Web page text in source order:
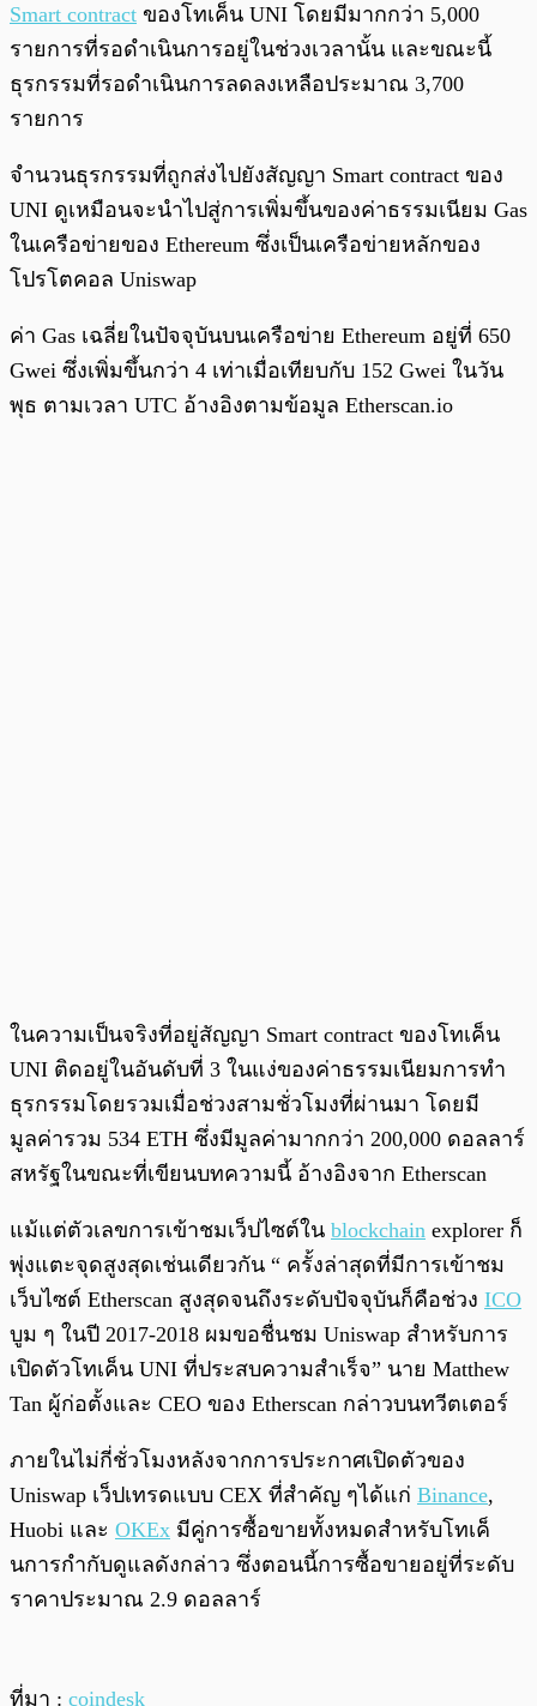
Smart contract ของโทเค็น UNI โดยมีมากกว่า 5,000
รายการที่รอดำเนินการอยู่ในช่วงเวลานั้น และขณะนี้
ธุรกรรมที่รอดำเนินการลดลงเหลือประมาณ 3,700
รายการ
จำนวนธุรกรรมที่ถูกส่งไปยังสัญญา Smart contract ของ
UNI ดูเหมือนจะนำไปสู่การเพิ่มขึ้นของค่าธรรมเนียม Gas
ในเครือข่ายของ Ethereum ซึ่งเป็นเครือข่ายหลักของ
โปรโตคอล Uniswap
ค่า Gas เฉลี่ยในปัจจุบันบนเครือข่าย Ethereum อยู่ที่ 650
Gwei ซึ่งเพิ่มขึ้นกว่า 4 เท่าเมื่อเทียบกับ 152 Gwei ในวัน
พุธ ตามเวลา UTC อ้างอิงตามข้อมูล Etherscan.io
ในความเป็นจริงที่อยู่สัญญา Smart contract ของโทเค็น
UNI ติดอยู่ในอันดับที่ 3 ในแง่ของค่าธรรมเนียมการทำ
ธุรกรรมโดยรวมเมื่อช่วงสามชั่วโมงที่ผ่านมา โดยมี
มูลค่ารวม 534 ETH ซึ่งมีมูลค่ามากกว่า 200,000 ดอลลาร์
สหรัฐในขณะที่เขียนบทความนี้ อ้างอิงจาก Etherscan
แม้แต่ตัวเลขการเข้าชมเว็ปไซต์ใน blockchain explorer ก็
พุ่งแตะจุดสูงสุดเช่นเดียวกัน “ ครั้งล่าสุดที่มีการเข้าชม
เว็บไซต์ Etherscan สูงสุดจนถึงระดับปัจจุบันก็คือช่วง ICO
บูม ๆ ในปี 2017-2018 ผมขอชื่นชม Uniswap สำหรับการ
เปิดตัวโทเค็น UNI ที่ประสบความสำเร็จ” นาย Matthew
Tan ผู้ก่อตั้งและ CEO ของ Etherscan กล่าวบนทวีตเตอร์
ภายในไม่กี่ชั่วโมงหลังจากการประกาศเปิดตัวของ
Uniswap เว็ปเทรดแบบ CEX ที่สำคัญ ๆได้แก่ Binance,
Huobi และ OKEx มีคู่การซื้อขายทั้งหมดสำหรับโทเค็
นการกำกับดูแลดังกล่าว ซึ่งตอนนี้การซื้อขายอยู่ที่ระดับ
ราคาประมาณ 2.9 ดอลลาร์
ที่มา : coindesk